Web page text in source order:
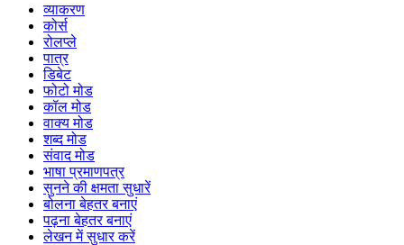
व्याकरण
कोर्स
रोलप्ले
पात्र
डिबेट
फोटो मोड
कॉल मोड
वाक्य मोड
शब्द मोड
संवाद मोड
भाषा प्रमाणपत्र
सुनने की क्षमता सुधारें
बोलना बेहतर बनाएं
पढ़ना बेहतर बनाएं
लेखन में सुधार करें